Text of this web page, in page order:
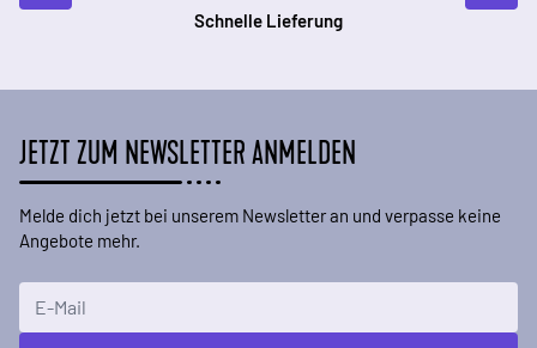
Schnelle Lieferung
JETZT ZUM NEWSLETTER ANMELDEN
Melde dich jetzt bei unserem Newsletter an und verpasse keine
Angebote mehr.